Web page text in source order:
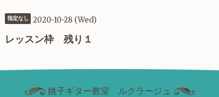
指定なし 2020-10-28 (Wed)
レッスン枠 残り１
銚子ギター教室 ルクラージュ